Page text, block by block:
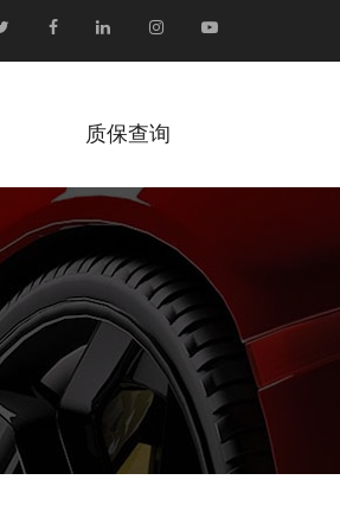
质保查询